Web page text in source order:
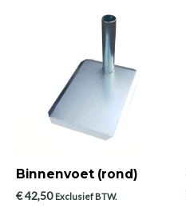
Binnenvoet (rond)
€42,50 Exclusief BTW.